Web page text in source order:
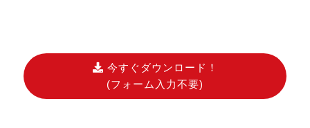
今すぐダウンロード！
(フォーム入力不要)